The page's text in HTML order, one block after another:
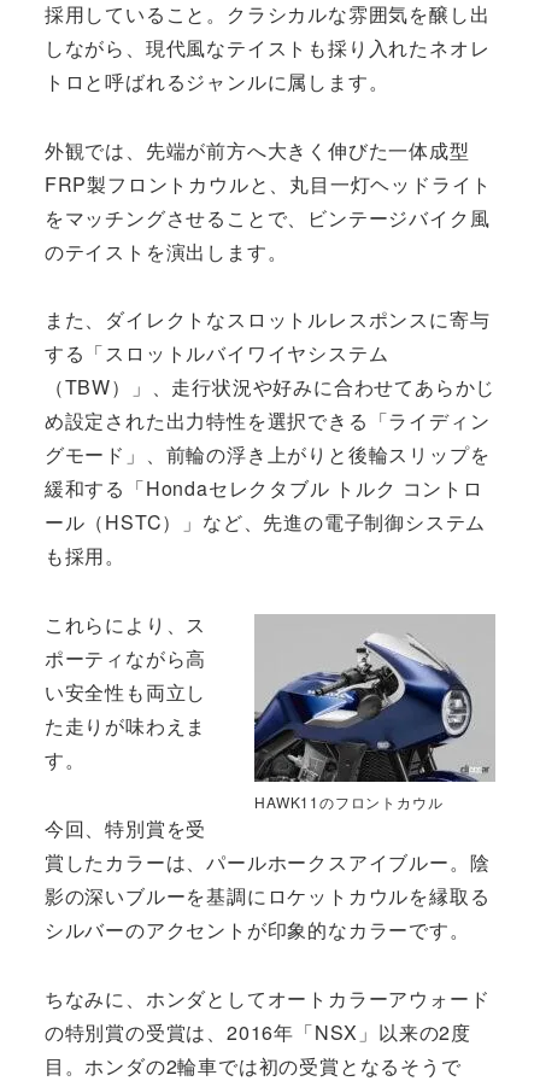
採用していること。クラシカルな雰囲気を醸し出
しながら、現代風なテイストも採り入れたネオレ
トロと呼ばれるジャンルに属します。
外観では、先端が前方へ大きく伸びた一体成型
FRP製フロントカウルと、丸目一灯ヘッドライト
をマッチングさせることで、ビンテージバイク風
のテイストを演出します。
また、ダイレクトなスロットルレスポンスに寄与
する「スロットルバイワイヤシステム
（TBW）」、走行状況や好みに合わせてあらかじ
め設定された出力特性を選択できる「ライディン
グモード」、前輪の浮き上がりと後輪スリップを
緩和する「Hondaセレクタブル トルク コントロ
ール（HSTC）」など、先進の電子制御システム
も採用。
HAWK11のフロントカウル
これらにより、ス
ポーティながら高
い安全性も両立し
た走りが味わえま
す。
今回、特別賞を受
賞したカラーは、パールホークスアイブルー。陰
影の深いブルーを基調にロケットカウルを縁取る
シルバーのアクセントが印象的なカラーです。
ちなみに、ホンダとしてオートカラーアウォード
の特別賞の受賞は、2016年「NSX」以来の2度
目。ホンダの2輪車では初の受賞となるそうで